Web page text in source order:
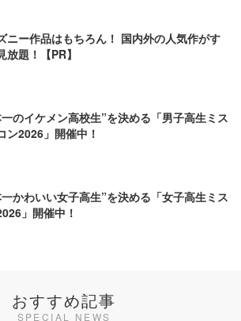
ニー作品はもちろん！ 国内外の人気作がす
放題！【PR】
のイケメン高校生”を決める「男子高生ミス
ン2026」開催中！
かわいい女子高生”を決める「女子高生ミス
」開催中！
おすすめ記事
SPECIAL NEWS